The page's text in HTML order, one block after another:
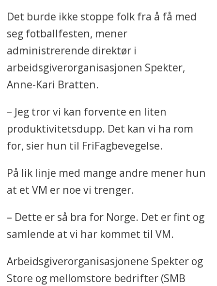
arbeidsmiljø, så lenge det ikke
går utover jobben.
Oppsummeringen er laget med
kunstig intelligens og kvalitetssikret
Det burde ikke stoppe folk fra å få med
seg fotballfesten, mener
administrerende direktør i
arbeidsgiverorganisasjonen Spekter,
Anne-Kari Bratten.
– Jeg tror vi kan forvente en liten
produktivitetsdupp. Det kan vi ha rom
for, sier hun til FriFagbevegelse.
På lik linje med mange andre mener hun
at et VM er noe vi trenger.
– Dette er så bra for Norge. Det er fint og
samlende at vi har kommet til VM.
Arbeidsgiverorganisasjonene Spekter og
Store og mellomstore bedrifter (SMB